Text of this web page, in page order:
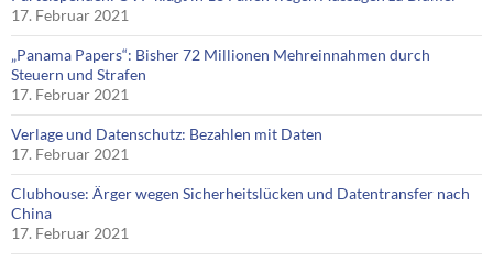
17. Februar 2021
„Panama Papers“: Bisher 72 Millionen Mehreinnahmen durch
Steuern und Strafen
17. Februar 2021
Verlage und Datenschutz: Bezahlen mit Daten
17. Februar 2021
Clubhouse: Ärger wegen Sicherheitslücken und Datentransfer nach
China
17. Februar 2021